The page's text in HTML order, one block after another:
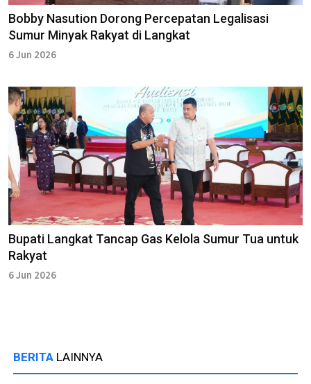
Bobby Nasution Dorong Percepatan Legalisasi
Sumur Minyak Rakyat di Langkat
6 Jun 2026
Bupati Langkat Tancap Gas Kelola Sumur Tua untuk
Rakyat
6 Jun 2026
BERITA LAINNYA